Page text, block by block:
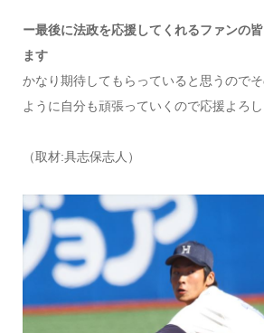
ー最後に法政を応援してくれるファンの
ます
かなり期待してもらっていると思うので
ように自分も頑張っていくので応援よろし
（取材:具志保志人）